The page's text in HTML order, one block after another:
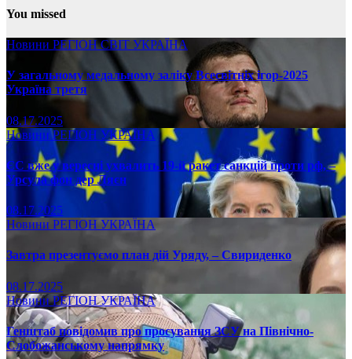
You missed
Новини РЕГІОНСВІТ УКРАЇНА
У загальному медальному заліку Всесвітніх ігор-2025
Україна третя
08.17.2025
НовиниРЕГІОН УКРАЇНА
ЄС вже у вересні ухвалить 19-й ракет санкцій проти рф, –
Урсула фон дер Ляєн
08.17.2025
Новини РЕГІОН УКРАЇНА
Завтра презентуємо план дій Уряду, – Свириденко
08.17.2025
НовиниРЕГІОНУКРАЇНА
Генштаб повідомив про просування ЗСУ на Північно-
Слобожанському напрямку